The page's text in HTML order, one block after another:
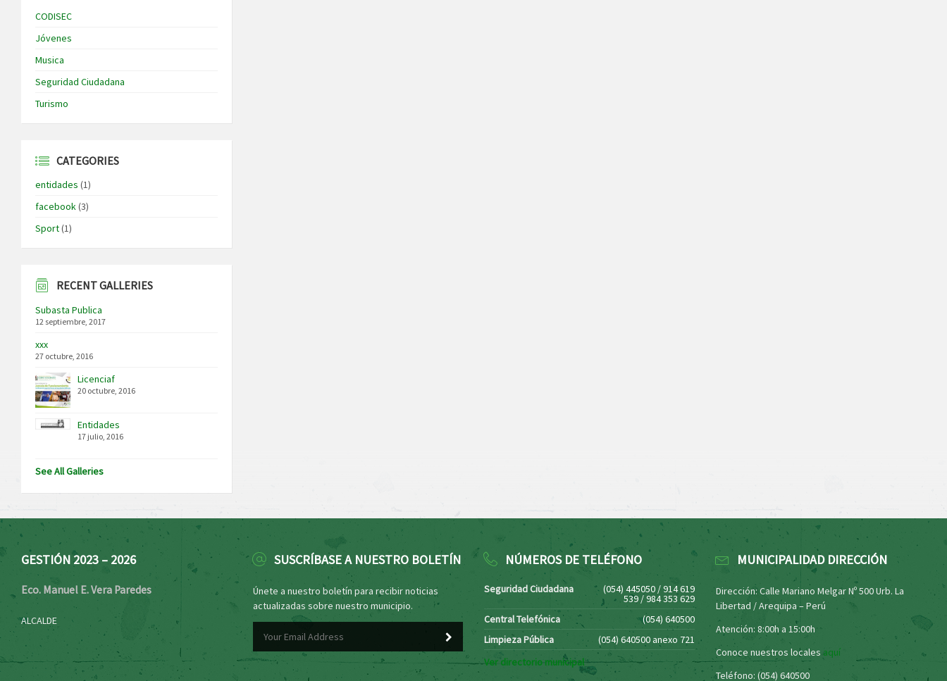
CODISEC
Jóvenes
Musica
Seguridad Ciudadana
Turismo
CATEGORIES
entidades (1)
facebook(3)
Sport(1)
RECENT GALLERIES
Subasta Publica
12 septiembre, 2017
xxx
27 octubre, 2016
Licenciaf
20 octubre, 2016
Entidades
17 julio, 2016
See All Galleries
GESTIÓN 2023 – 2026
Eco. Manuel E. Vera Paredes
ALCALDE
SUSCRÍBASE A NUESTRO BOLETÍN
Únete a nuestro boletín para recibir noticias
actualizadas sobre nuestro municipio.
NÚMEROS DE TELÉFONO
Seguridad Ciudadana (054) 445050 / 914 619
539 / 984 353 629
Central Telefónica
(054) 640500
Limpieza Pública
(054) 640500 anexo 721
Ver directorio municipal
MUNICIPALIDAD DIRECCIÓN
Dirección: Calle Mariano Melgar Nº 500 Urb. La
Libertad / Arequipa – Perú
Atención: 8:00h a 15:00h
Conoce nuestros locales aquí
Teléfono: (054) 640500